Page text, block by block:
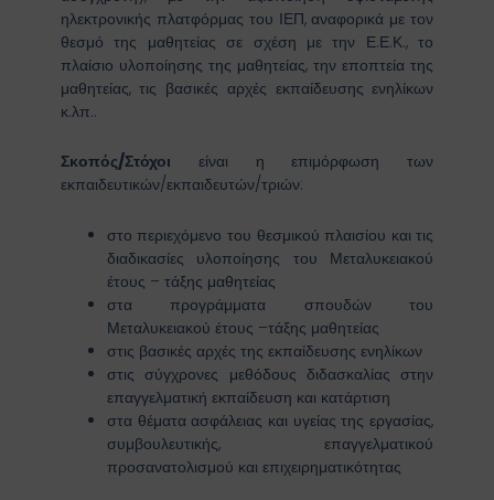
ηλεκτρονικής πλατφόρμας του ΙΕΠ, αναφορικά με τον
θεσμό της μαθητείας σε σχέση με την Ε.Ε.Κ., το
πλαίσιο υλοποίησης της μαθητείας, την εποπτεία της
μαθητείας, τις βασικές αρχές εκπαίδευσης ενηλίκων
κ.λπ..
Σκοπός/Στόχοι είναι η επιμόρφωση των
εκπαιδευτικών/εκπαιδευτών/τριών:
στο περιεχόμενο του θεσμικού πλαισίου και τις
διαδικασίες υλοποίησης του Μεταλυκειακού
έτους – τάξης μαθητείας
στα προγράμματα σπουδών του
Μεταλυκειακού έτους –τάξης μαθητείας
στις βασικές αρχές της εκπαίδευσης ενηλίκων
στις σύγχρονες μεθόδους διδασκαλίας στην
επαγγελματική εκπαίδευση και κατάρτιση
στα θέματα ασφάλειας και υγείας της εργασίας,
συμβουλευτικής, επαγγελματικού
προσανατολισμού και επιχειρηματικότητας